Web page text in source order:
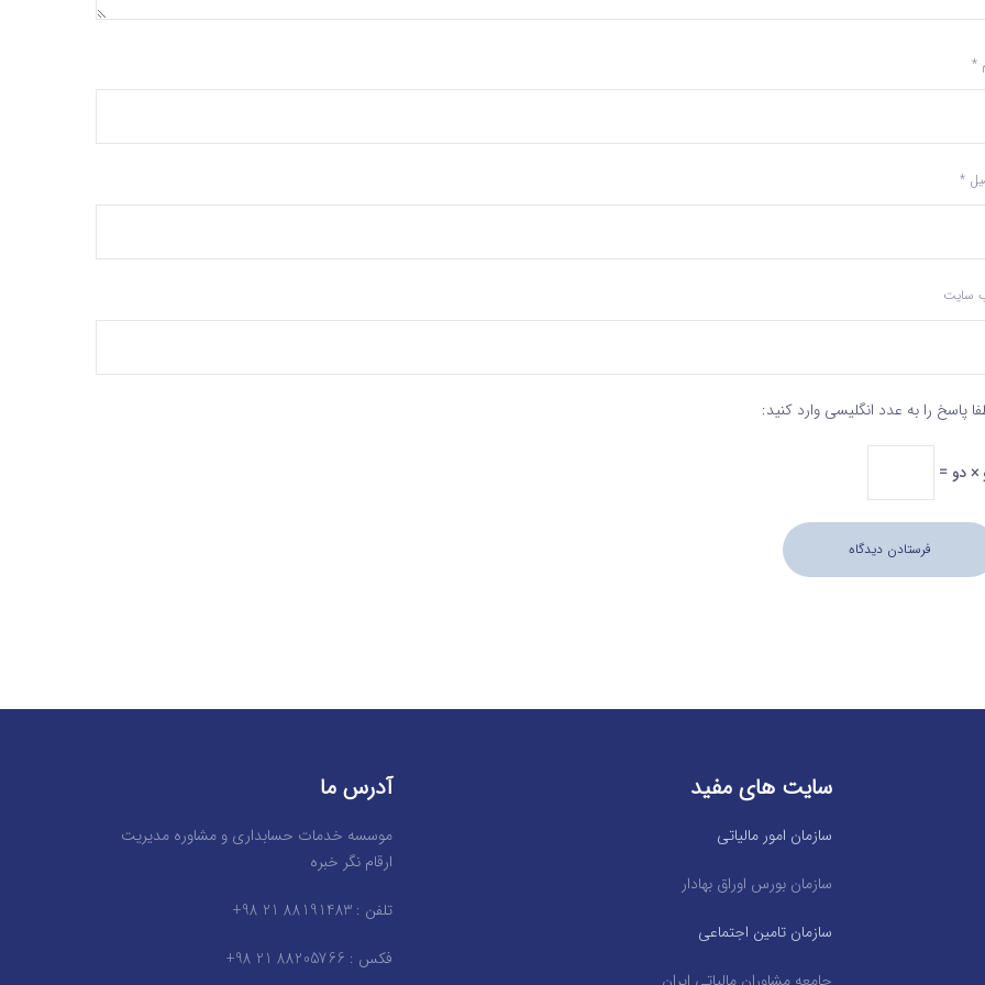
*
*
سایت
پاسخ را به عدد انگلیسی وارد کنید:
× دو =
آدرس ما
موسسه خدمات حسابداری و مشاوره مدیریت
ارقام نگر خبره
تلفن : 88191483 21 98+
فکس : 88205766 21 98+
سایت های مفید
سازمان امور مالیاتی
سازمان بورس اوراق بهادار
سازمان تامین اجتماعی